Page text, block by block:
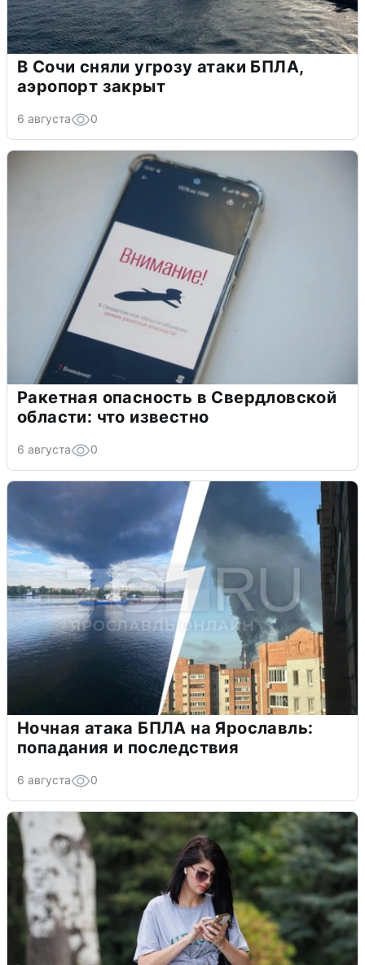
В Сочи сняли угрозу атаки БПЛА,
аэропорт закрыт
6 августа 0
Ракетная опасность в Свердловской
области: что известно
6 августа 0
Ночная атака БПЛА на Ярославль:
попадания и последствия
6 августа 0